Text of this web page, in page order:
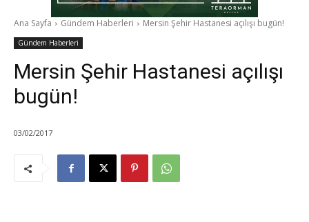
Ana Sayfa Gündem Haberleri Mersin Şehir Hastanesi açılışı bugün!
Gündem Haberleri
Mersin Şehir Hastanesi açılışı
bugün!
03/02/2017